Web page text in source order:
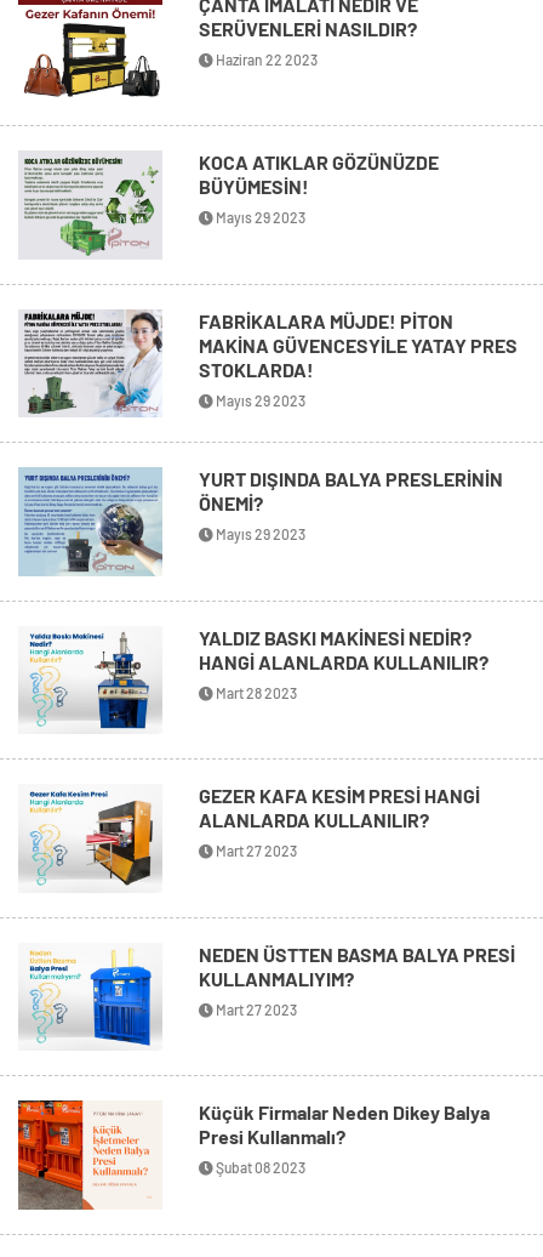
SERÜVENLERİ NASILDIR?
Haziran 22 2023
KOCA ATIKLAR GÖZÜNÜZDE
BÜYÜMESİN!
Mayıs 29 2023
FABRİKALARA MÜJDE! PİTON
MAKİNA GÜVENCESYİLE YATAY PRES
STOKLARDA!
Mayıs 29 2023
YURT DIŞINDA BALYA PRESLERİNİN
ÖNEMİ?
Mayıs 29 2023
YALDIZ BASKI MAKİNESİ NEDİR?
HANGİ ALANLARDA KULLANILIR?
Mart 28 2023
GEZER KAFA KESİM PRESİ HANGİ
ALANLARDA KULLANILIR?
Mart 27 2023
NEDEN ÜSTTEN BASMA BALYA PRESİ
KULLANMALIYIM?
Mart 27 2023
Küçük Firmalar Neden Dikey Balya
Presi Kullanmalı?
Şubat 08 2023